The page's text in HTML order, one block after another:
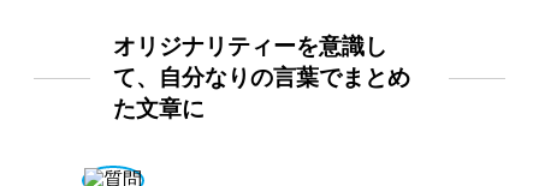
オリジナリティーを意識し
て、自分なりの言葉でまとめ
た文章に